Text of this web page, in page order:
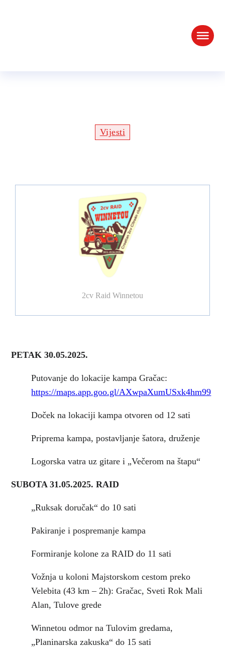
Vijesti
2cv Raid Winnetou
PETAK 30.05.2025.
Putovanje do lokacije kampa Gračac:
https://maps.app.goo.gl/AXwpaXumUSxk4hm99
Doček na lokaciji kampa otvoren od 12 sati
Priprema kampa, postavljanje šatora, druženje
Logorska vatra uz gitare i „Večerom na štapu“
SUBOTA 31.05.2025. RAID
„Ruksak doručak“ do 10 sati
Pakiranje i pospremanje kampa
Formiranje kolone za RAID do 11 sati
Vožnja u koloni Majstorskom cestom preko
Velebita (43 km – 2h): Gračac, Sveti Rok Mali
Alan, Tulove grede
Winnetou odmor na Tulovim gredama,
„Planinarska zakuska“ do 15 sati